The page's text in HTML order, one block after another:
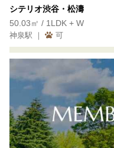
シテリオ渋谷・松濤
50.03㎡ / 1LDK + W
神泉駅 ｜ 可